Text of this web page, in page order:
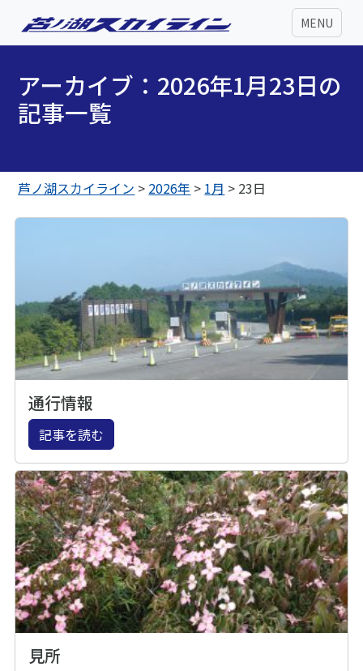
MENU
アーカイブ：2026年1月23日の
記事一覧
芦ノ湖スカイライン > 2026年 > 1月 > 23日
通行情報
記事を読む
見所